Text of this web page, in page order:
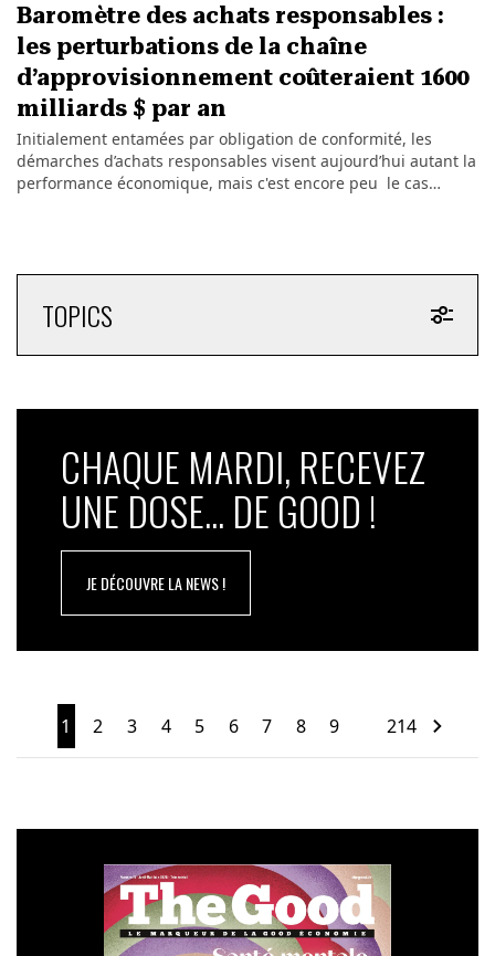
Baromètre des achats responsables :
les perturbations de la chaîne
d’approvisionnement coûteraient 1600
milliards $ par an
Initialement entamées par obligation de conformité, les
démarches d’achats responsables visent aujourd’hui autant la
performance économique, mais c'est encore peu le cas…
TOPICS
CHAQUE MARDI, RECEVEZ
UNE DOSE... DE GOOD !
JE DÉCOUVRE LA NEWS !
1 2 3 4 5 6 7 8 9 214